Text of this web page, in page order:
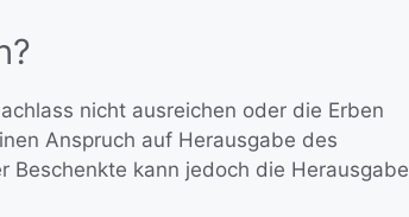
nicht ausreichen oder die Erben
Anspruch auf Herausgabe des
Beschenkte kann jedoch die Herausgabe